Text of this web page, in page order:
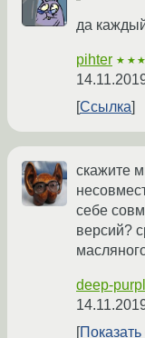
да
pihter
Ссылка
скажите
себе
версий?
deep-
Показать